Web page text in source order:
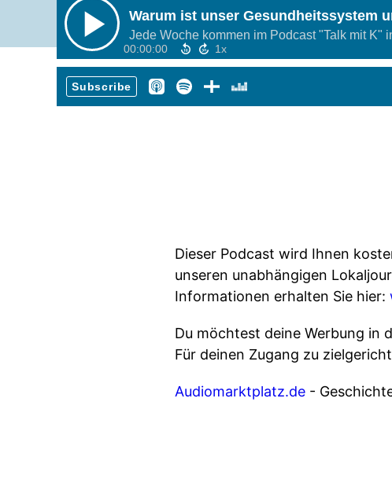
Warum ist unser Gesundheitssystem
Jede Woche kommen im Podcast "Talk mit K"
00:00:00
Subscribe
Dieser Podcast wird Ihnen
unseren unabhängigen
Informationen erhalten Sie hier:
Du möchtest deine Werbung in
Für deinen Zugang zu
Audiomarktplatz.de -